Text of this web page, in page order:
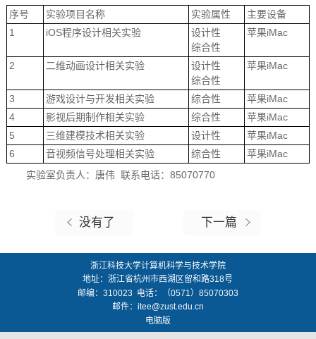
序号
实验项目名称 实验属性
主要设备
1
iOS程序设计相关实验
设计性
综合性
苹果iMac
2 二维动画设计相关实验
设计性
综合性
苹果iMac
3 游戏设计与开发相关实验 综合性
苹果iMac
4
影视后期制作相关实验 综合性
苹果iMac
5
三维建模技术相关实验 设计性
苹果iMac
6
音视频信号处理相关实验 综合性
苹果iMac
实验室负责人：唐伟 联系电话：85070770
没有了 下一篇
浙江科技大学计算机科学与技术学院
地址：浙江省杭州市西湖区留和路318号
邮编： 310023 电话：（0571）85070303
邮件： itee@zust.edu.cn
电脑版